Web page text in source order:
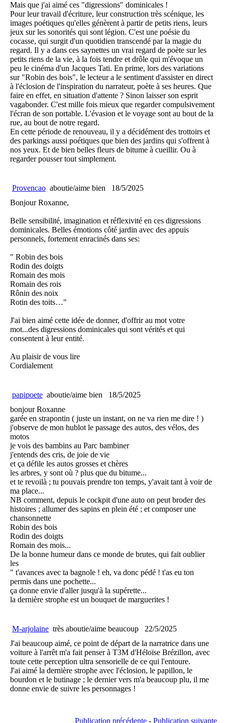
Mais que j'ai aimé ces "digressions" dominicales !
Pour leur travail d'écriture, leur construction très scénique, les
images poétiques qu'elles génèrent à partir de petits riens, leurs
jeux sur les sonorités qui sont légion. C'est une poésie du
cocasse, qui surgit d'un quotidien transcendé par la magie du
regard. Il y a dans ces saynettes un vrai regard de poète sur les
petits riens de la vie, à la fois tendre et drôle qui m'évoque un
peu le cinéma d'un Jacques Tati. En prime, lors des variations
sur "Robin des bois", le lecteur a le sentiment d'assister en direct
à l'éclosion de l'inspiration du narrateur, poète à ses heures. Que
faire en effet, en situation d'attente ? Sinon laisser son esprit
vagabonder. C'est mille fois mieux que regarder compulsivement
l'écran de son portable. L'évasion et le voyage sont au bout de la
rue, au bout de notre regard.
En cette période de renouveau, il y a décidément des trottoirs et
des parkings aussi poétiques que bien des jardins qui s'offrent à
nos yeux. Et de bien belles fleurs de bitume à cueillir. Ou à
regarder pousser tout simplement.
Provencao aboutie/aime bien
18/5/2025
Bonjour Roxanne,
Belle sensibilité, imagination et réflexivité en ces digressions
dominicales. Belles émotions côté jardin avec des appuis
personnels, fortement enracinés dans ses:
" Robin des bois
Rodin des doigts
Romain des mois
Romain des rois
Rônin des noix
Rotin des toits…"
J'ai bien aimé cette idée de donner, d'offrir au mot votre
mot...des digressions dominicales qui sont vérités et qui
consentent à leur entité.
Au plaisir de vous lire
Cordialement
papipoete aboutie/aime bien
18/5/2025
bonjour Roxanne
garée en strapontin ( juste un instant, on ne va rien me dire ! )
j'observe de mon hublot le passage des autos, des vélos, des
motos
je vois des bambins au Parc bambiner
j'entends des cris, de joie de vie
et ça défile les autos grosses et chères
les arbres, y sont où ? plus que du bitume...
et te revoilà ; tu pouvais prendre ton temps, y'avait tant à voir de
ma place...
NB comment, depuis le cockpit d'une auto on peut broder des
histoires ; allumer des sapins en plein été ; et composer une
chansonnette
Robin des bois
Rodin des doigts
Romain des mois...
De la bonne humeur dans ce monde de brutes, qui fait oublier
les
" t'avances avec ta bagnole ! eh, va donc pédé ! t'as eu ton
permis dans une pochette...
ça donne envie d'aller jusqu'à la supérette...
la dernière strophe est un bouquet de marguerites !
M-arjolaine très aboutie/aime beaucoup
22/5/2025
J'ai beaucoup aimé, ce point de départ de la narratrice dans une
voiture à l'arrêt m'a fait penser à T3M d'Héloïse Brézillon, avec
toute cette perception ultra sensorielle de ce qui l'entoure.
J'ai aimé la dernière strophe avec l'éclosion, le papillon, le
bourdon et le butinage ; le dernier vers m'a beaucoup plu, il me
donne envie de suivre les personnages !
Publication précédente - Publication suivante